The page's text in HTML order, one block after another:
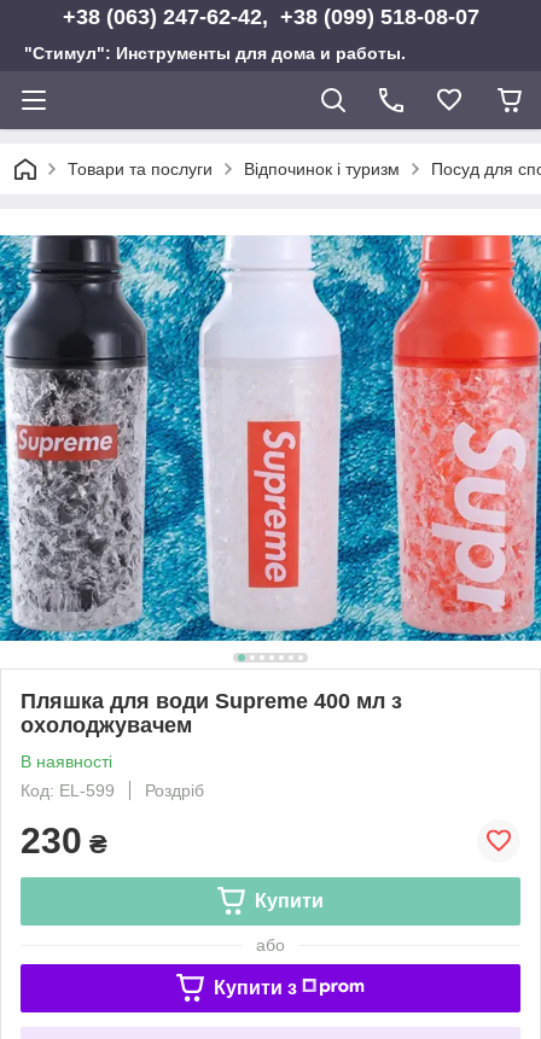
+38 (063) 247-62-42, +38 (099) 518-08-07
"Стимул": Инструменты для дома и работы.
Товари та послуги Відпочинок і туризм Посуд для
Пляшка для води Supreme 400 мл з
охолоджувачем
В наявності
Код: EL-599
Роздріб
230 ₴
Купити
або
Купити з